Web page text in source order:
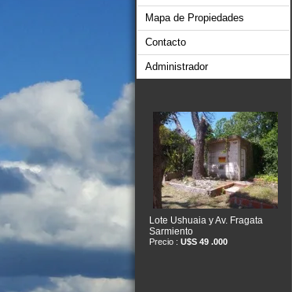
Mapa de Propiedades
Contacto
Administrador
Lote Ushuaia y Av. Fragata
Sarmiento
Precio : U$S 49 .000